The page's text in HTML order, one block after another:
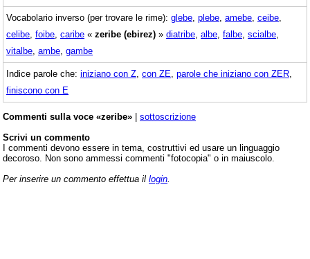
Vocabolario inverso (per trovare le rime): glebe plebe amebe ceibe
celibe foibe caribe « zeribe (ebirez) » diatribe albe falbe scialbe
vitalbe ambe gambe
Indice parole che: iniziano con Z con ZE parole che iniziano con ZER
finiscono con E
Commenti sulla voce «zeribe» | sottoscrizione
Scrivi un commento
I commenti devono essere in tema, costruttivi ed usare un linguaggio
decoroso. Non sono ammessi commenti "fotocopia" o in maiuscolo.
Per inserire un commento effettua il login